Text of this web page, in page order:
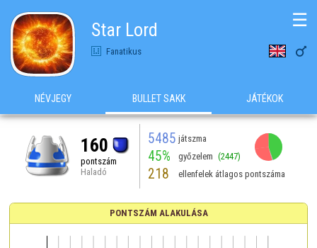
Star Lord
Fanatikus 
☰
NÉVJEGY BULLET SAKK JÁTÉKOK
160
pontszám
Haladó
5485 játszma
45% győzelem (2447)
218 ellenfelek átlagos pontszáma
PONTSZÁM ALAKULÁSA